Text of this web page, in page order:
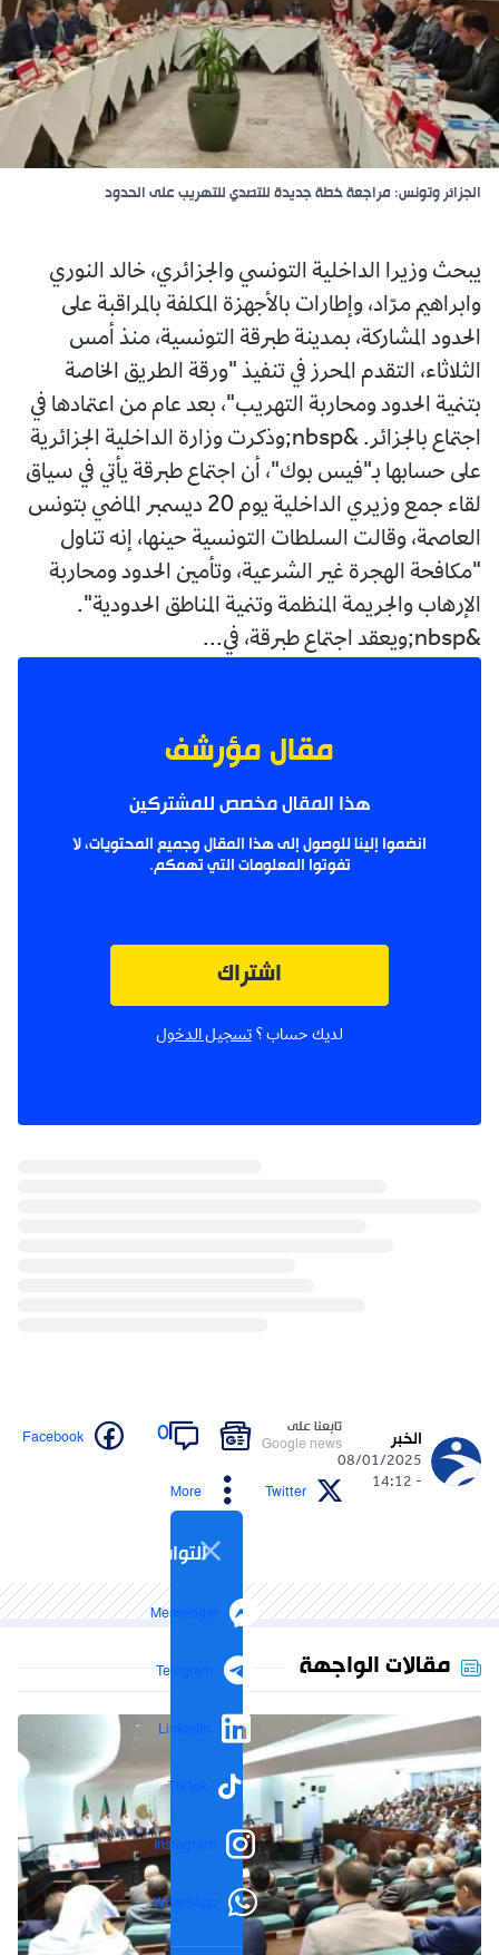
الجزائر وتونس: مراجعة خطة جديدة للتصدي للتهريب على الحدود
يبحث وزيرا الداخلية التونسي والجزائري، خالد النوري
وابراهيم مرّاد، وإطارات بالأجهزة المكلفة بالمراقبة على
الحدود المشاركة، بمدينة طبرقة التونسية، منذ أمس
الثلاثاء، التقدم المحرز في تنفيذ "ورقة الطريق الخاصة
بتنمية الحدود ومحاربة التهريب"، بعد عام من اعتمادها في
اجتماع بالجزائر. &nbsp;وذكرت وزارة الداخلية الجزائرية
على حسابها بـ"فيس بوك"، أن اجتماع طبرقة يأتي في سياق
لقاء جمع وزيري الداخلية يوم 20 ديسمبر الماضي بتونس
العاصمة، وقالت السلطات التونسية حينها، إنه تناول
"مكافحة الهجرة غير الشرعية، وتأمين الحدود ومحاربة
الإرهاب والجريمة المنظمة وتنمية المناطق الحدودية".
&nbsp;ويعقد اجتماع طبرقة، في...
مقال مؤرشف
هذا المقال مخصص للمشتركين
انضموا إلينا للوصول إلى هذا المقال وجميع المحتويات، لا
تفوتوا المعلومات التي تهمكم.
اشتراك
لديك حساب ؟ تسجيل الدخول
الخبر
08/01/2025
- 14:12
تابعنا على
Google news
0
Facebook
Twitter
More
التواصل الاجتماعي
Messenger
Telegram
LinkedIn
TikTok
Instagram
WhatsApp
مقالات الواجهة